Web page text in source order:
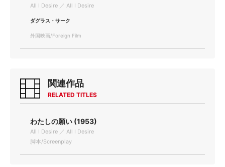
All I Desire ／ All I Desire
ダグラス・サーク
外国映画/Foreign Film
関連作品
RELATED TITLES
わたしの願い (1953)
All I Desire ／ All I Desire
脚本/Screenplay